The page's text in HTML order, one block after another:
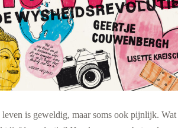
leven is geweldig, maar soms ook pijnlijk. Wat